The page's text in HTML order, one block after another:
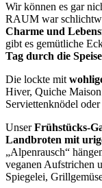
Wir können es gar
RAUM war
Charme und
gibt es gemütliche
Tag durch die
Die lockte mit
Hiver, Quiche
Serviettenknödel
UnserFrühstücks-
Landbroten mit
„Alpenrausch“
veganen Aufstrichen
Spiegelei,